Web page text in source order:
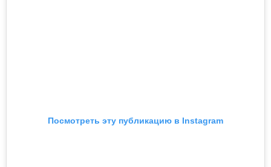
Посмотреть эту публикацию в Instagram